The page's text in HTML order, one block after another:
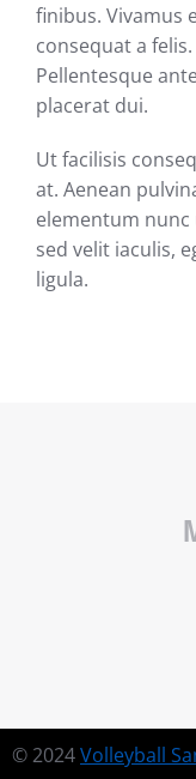
finibus. Vivamus
consequat a
Pellentesque
placerat dui.
Ut facilisis
at. Aenean
elementum
sed velit iaculis,
ligula.
© 2024Volleyball